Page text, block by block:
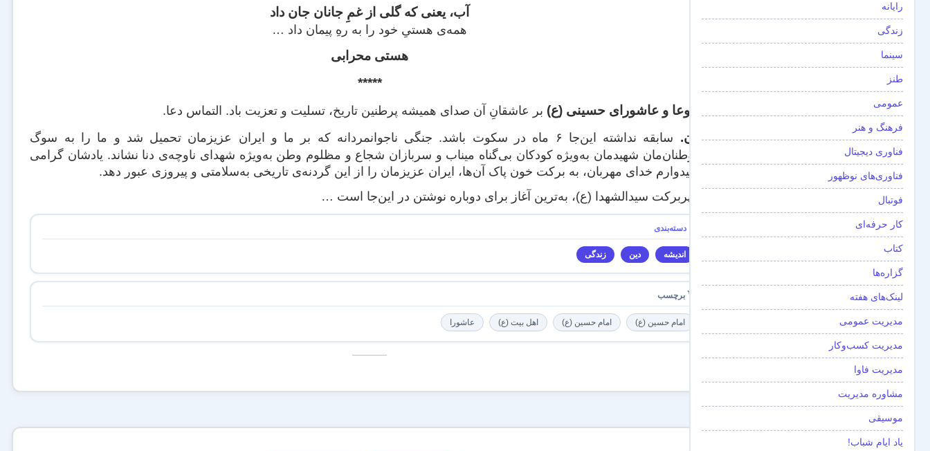
آب، یعنی که گلی از غمِ جانان جان داد
همه‌ی هستیِ خود را به رهِ پیمان داد …
هستی محرابی
*****
تاسوعا و عاشورای حسینی (ع) بر عاشقانِ آن صدای همیشه پرطنین تاریخ، تسلیت و تعزیت باد. التماس دعا.
پ.ن.
سابقه نداشته این‌جا ۶ ماه در سکوت باشد. جنگی ناجوانمردانه که بر ما و ایران عزیزمان تحمیل شد و ما را به سوگ
هم‌وطنان‌مان شهیدمان به‌ویژه کودکان بی‌گناه میناب و سربازان شجاع و مظلوم وطن‌ به‌ویژه شهدای ناوچه‌ی دنا نشاند. یادشان گرامی
و امیدوارم خدای مهربان، به برکت خون پاک آن‌ها، ایران عزیزمان را از این گردنه‌ی تاریخی به‌سلامتی و پیروزی عبور دهد.
نام پربرکت سیدالشهدا (ع)، به‌ترین آغاز برای دوباره نوشتن در این‌جا است …
اندیشه دین زندگی
امام حسین (ع) امام حسین (ع) اهل بیت (ع) عاشورا
رایانه
زندگی
سینما
طنز
عمومی
فرهنگ و هنر
فناوری دیجیتال
فناوری‌های نوظهور
فوتبال
کار حرفه‌ای
کتاب
گزاره‌ها
لینک‌های هفته
مدیریت عمومی
مدیریت کسب‌و‌کار
مدیریت فاوا
مشاوره مدیریت
موسیقی
یاد ایام شباب!